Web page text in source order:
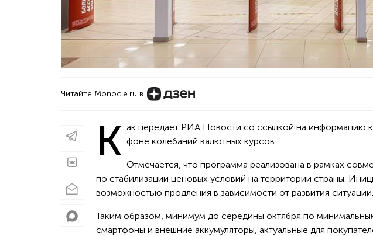
Читайте Monocle.ru в
К ак передаёт РИА Новости со ссылкой на информацию
фоне колебаний валютных курсов.
Отмечается, что программа реализована в рамках
по стабилизации ценовых условий на территории страны.
возможностью продления в зависимости от развития ситуации.
Таким образом, минимум до середины октября по
смартфоны и внешние аккумуляторы, актуальные для